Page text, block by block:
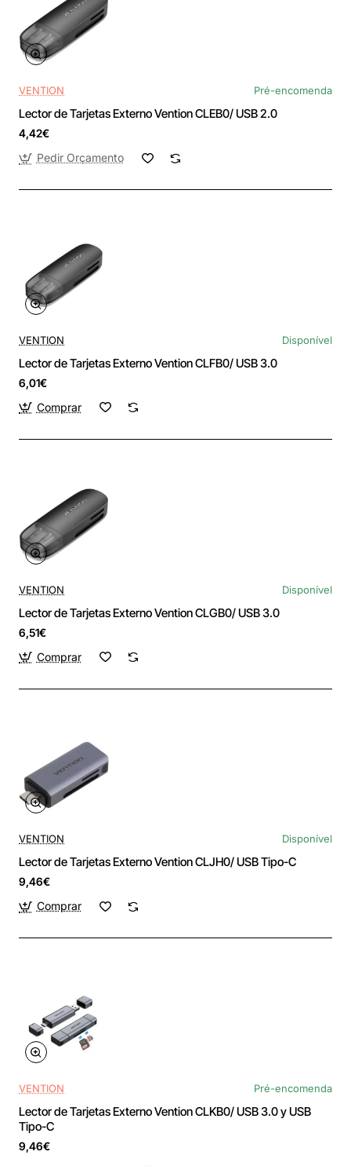
VENTION Pré-encomenda
Lector de Tarjetas Externo Vention CLEB0/ USB 2.0
4,42€
Pedir Orçamento
VENTION Disponível
Lector de Tarjetas Externo Vention CLFB0/ USB 3.0
6,01€
Comprar
VENTION Disponível
Lector de Tarjetas Externo Vention CLGB0/ USB 3.0
6,51€
Comprar
VENTION Disponível
Lector de Tarjetas Externo Vention CLJH0/ USB Tipo-C
9,46€
Comprar
VENTION Pré-encomenda
Lector de Tarjetas Externo Vention CLKB0/ USB 3.0 y USB
Tipo-C
9,46€